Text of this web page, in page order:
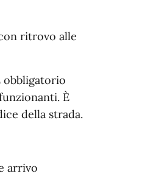
ritrovo alle
obbligatorio
È
della strada.
arrivo